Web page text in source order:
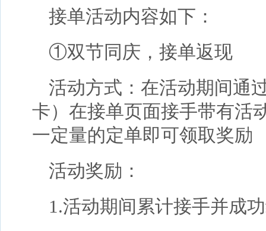
接单活动内容如下：
①双节同庆，接单返现
活动方式：在活动期间通
卡）在接单页面接手带有活
一定量的定单即可领取奖励
活动奖励：
1.活动期间累计接手并成